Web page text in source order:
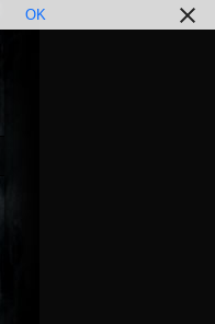
OK